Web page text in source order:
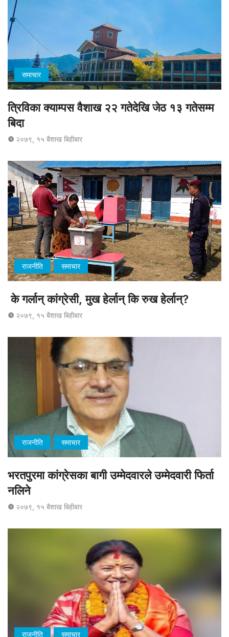
समाचार
त्रिविका क्याम्पस वैशाख २२ गतेदेखि जेठ १३ गतेसम्म
बिदा
२०७९, १५ बैशाख बिहीबार
राजनीति समाचार
के गर्लान् कांग्रेसी, मुख हेर्लान् कि रुख हेर्लान्?
२०७९, १५ बैशाख बिहीबार
राजनीति समाचार
भरतपुरमा कांग्रेसका बागी उम्मेदवारले उम्मेदवारी फिर्ता
नलिने
२०७९, १५ बैशाख बिहीबार
राजनीति समाचार